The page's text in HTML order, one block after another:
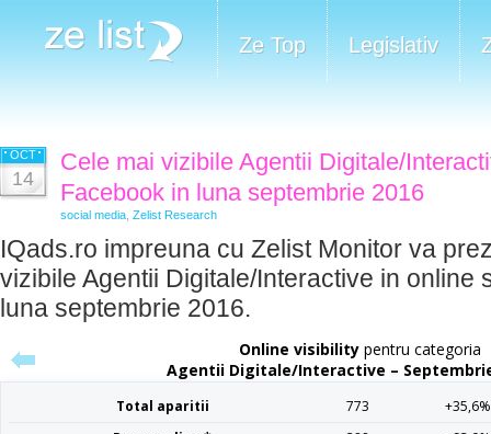
Ze Top Legislativ
OCT
14
Cele mai vizibile Agentii Digitale/
Facebook in luna septembrie 2016
social media Zelist Research
IQads.ro impreuna cu Zelist Monitor va
vizibile Agentii Digitale/Interactive in online
luna septembrie 2016.